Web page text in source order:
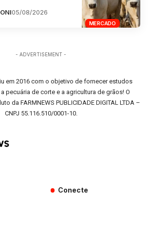
MERCADO
05/08/2026
- ADVERTISEMENT -
em 2016 com o objetivo de fornecer estudos
pecuária de corte e a agricultura de grãos! O
da FARMNEWS PUBLICIDADE DIGITAL LTDA –
CNPJ 55.116.510/0001-10.
Conecte